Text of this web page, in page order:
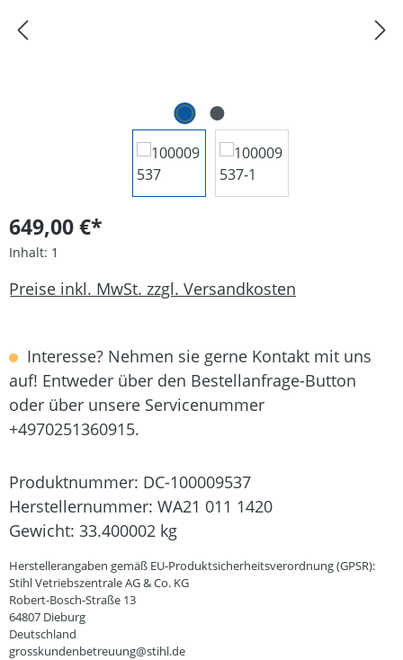
649,00 €*
Inhalt: 1
Preise inkl. MwSt. zzgl. Versandkosten
Interesse? Nehmen sie gerne Kontakt mit uns
auf! Entweder über den Bestellanfrage-Button
oder über unsere Servicenummer
+4970251360915.
Produktnummer: DC-100009537
Herstellernummer: WA21 011 1420
Gewicht: 33.400002 kg
Herstellerangaben gemäß EU-Produktsicherheitsverordnung (GPSR):
Stihl Vetriebszentrale AG & Co. KG
Robert-Bosch-Straße 13
64807 Dieburg
Deutschland
grosskundenbetreuung@stihl.de